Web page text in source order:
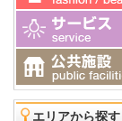
エリアから探す